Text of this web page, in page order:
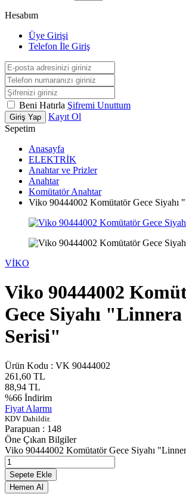
Hesabım
Üye Girişi
Telefon İle Giriş
Beni Hatırla Şifremi Unuttum
Giriş Yap
Kayıt Ol
Sepetim
Anasayfa
ELEKTRİK
Anahtar ve Prizler
Anahtar
Komütatör Anahtar
Viko 90444002 Komütatör Gece Siyahı
VİKO
Viko 90444002
Gece Siyahı
Serisi"
Ürün Kodu : VK 90444002
261,60 TL
88,94 TL
%66 İndirim
Fiyat Alarmı
KDV Dahildir.
Parapuan : 148
Öne Çıkan Bilgiler
Viko 90444002 Komütatör Gece Siyahı
Sepete Ekle
Hemen Al